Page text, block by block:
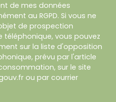
de mes données
au RGPD. Si vous ne
de prospection
vous pouvez
sur la liste d'opposition
prévu par l'article
sur le site
ou par courrier